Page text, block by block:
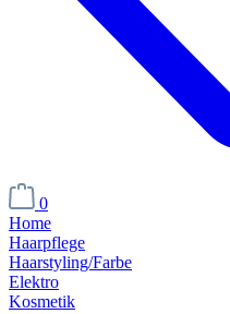
0
Home
Haarpflege
Haarstyling/Farbe
Elektro
Kosmetik